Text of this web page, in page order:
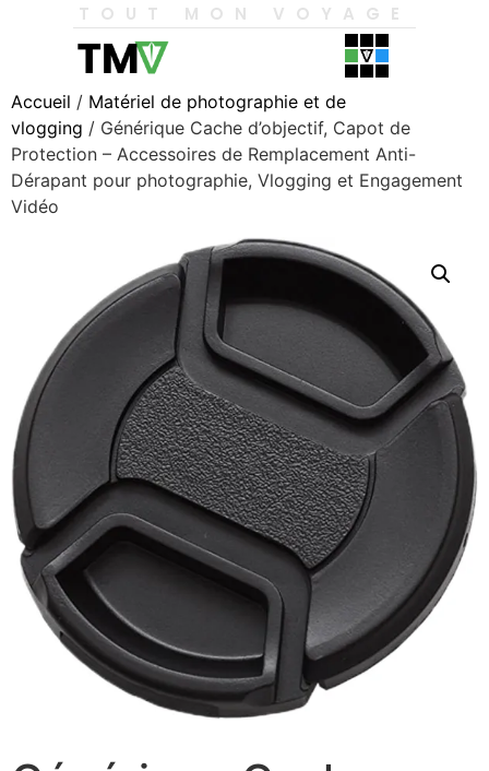
TOUT MON VOYAGE
Accueil / Matériel de photographie et de
vlogging / Générique Cache d’objectif, Capot de
Protection – Accessoires de Remplacement Anti-
Dérapant pour photographie, Vlogging et Engagement
Vidéo